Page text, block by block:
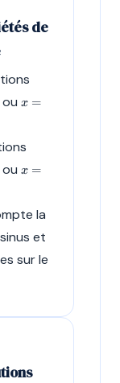
de
ou x = -
2k\pi
x =
ou x =
+
x =
la
et
sur le